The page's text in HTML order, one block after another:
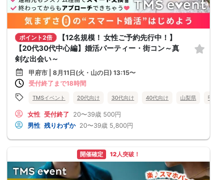
ポイント2倍
【12名規模！ 女性ご予約先行中！】
【20代30代中心編】婚活パーティー・街コン～真
剣な出会い～
甲府市 | 8月11日(火・山の日) 13:15〜
受付終了まで18時間
TMSイベント 20代向け 30代向け 40代向け 山梨県 甲
女性 受付終了 20〜39歳 500円
男性 残りわずか 20〜39歳 5,800円
開催確定 12人突破！